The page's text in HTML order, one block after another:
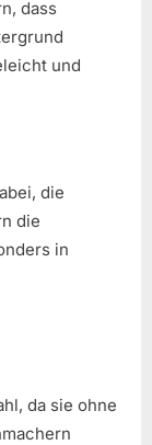
dass
und
die
die
in
da sie ohne